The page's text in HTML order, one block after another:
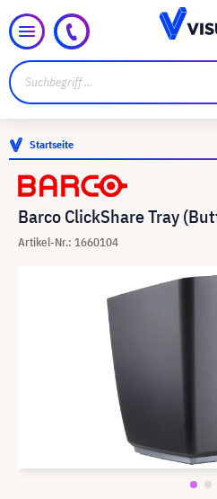
Startseite
Barco ClickShare Tray
Artikel-Nr.: 1660104